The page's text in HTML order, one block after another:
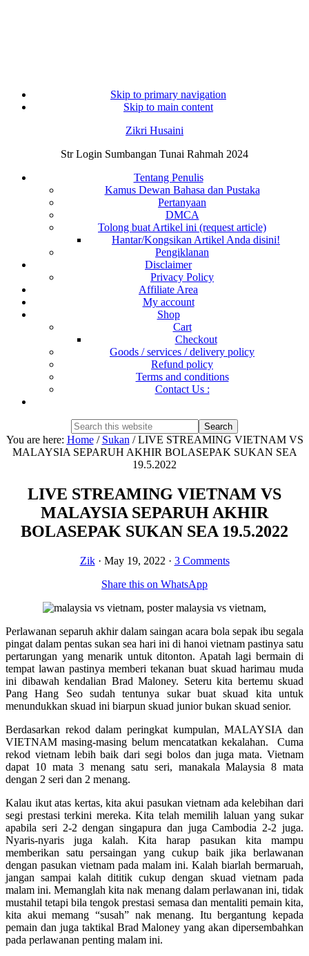
Skip to primary navigation
Skip to main content
Zikri Husaini
Str Login Sumbangan Tunai Rahmah 2024
Tentang Penulis
Kamus Dewan Bahasa dan Pustaka
Pertanyaan
DMCA
Tolong buat Artikel ini (request article)
Hantar/Kongsikan Artikel Anda disini!
Pengiklanan
Disclaimer
Privacy Policy
Affiliate Area
My account
Shop
Cart
Checkout
Goods / services / delivery policy
Refund policy
Terms and conditions
Contact Us :
Search
this
website
Hide
Search
You are here: Home / Sukan /LIVE STREAMING VIETNAM VS
MALAYSIA SEPARUH AKHIR BOLASEPAK SUKAN SEA
19.5.2022
LIVE STREAMING VIETNAM VS
MALAYSIA SEPARUH AKHIR
BOLASEPAK SUKAN SEA 19.5.2022
Zik· May 19, 2022 · 3 Comments
Share this on WhatsApp
Perlawanan separuh akhir dalam saingan acara bola sepak ibu segala
pingat dalam pentas sukan sea hari ini di hanoi vietnam pastinya satu
pertarungan yang menarik untuk ditonton. Apatah lagi bermain di
tempat lawan pastinya memberi tekanan buat skuad harimau muda
ini dibawah kendalian Brad Maloney. Seteru kita bertemu skuad
Pang Hang Seo sudah tentunya sukar buat skuad kita untuk
menundukkan skuad ini biarpun skuad junior bukan skuad senior.
Berdasarkan rekod dalam peringkat kumpulan, MALAYSIA dan
VIETNAM masing-masing belum mencatatkan kekalahan. Cuma
rekod vietnam lebih baik dari segi bolos dan juga mata. Vietnam
dapat 10 mata 3 menang satu seri, manakala Malaysia 8 mata
dengan 2 seri dan 2 menang.
Kalau ikut atas kertas, kita akui pasukan vietnam ada kelebihan dari
segi prestasi terkini mereka. Kita telah memilih laluan yang sukar
apabila seri 2-2 dengan singapura dan juga Cambodia 2-2 juga.
Nyaris-nyaris juga kalah. Kita harap pasukan kita mampu
memberikan satu persaingan yang cukup baik jika berlawanan
dengan pasukan vietnam pada malam ini. Kalah biarlah bermaruah,
jangan sampai kalah dititik cukup dengan skuad vietnam pada
malam ini. Memanglah kita nak menang dalam perlawanan ini, tidak
mustahil tetapi bila tengok prestasi semasa dan mentaliti pemain kita,
kita akui memang “susah” nak menang. Itu bergantung kepada
pemain dan juga taktikal Brad Maloney yang akan dipersembahkan
pada perlawanan penting malam ini.